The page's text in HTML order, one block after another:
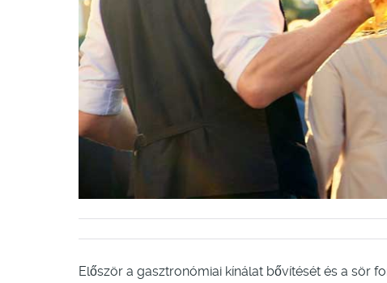
Először a gasztronómiai kínálat bővítését és a sör